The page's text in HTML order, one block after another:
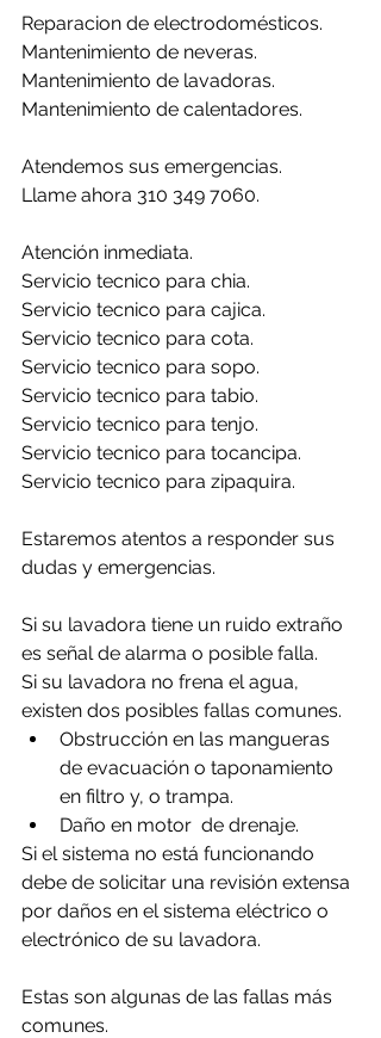
Reparacion de electrodomésticos.
Mantenimiento de neveras.
Mantenimiento de lavadoras.
Mantenimiento de calentadores.
Atendemos sus emergencias.
Llame ahora 310 349 7060.
Atención inmediata.
Servicio tecnico para chia.
Servicio tecnico para cajica.
Servicio tecnico para cota.
Servicio tecnico para sopo.
Servicio tecnico para tabio.
Servicio tecnico para tenjo.
Servicio tecnico para tocancipa.
Servicio tecnico para zipaquira.
Estaremos atentos a responder sus
dudas y emergencias.
Si su lavadora tiene un ruido extraño
es señal de alarma o posible falla.
Si su lavadora no frena el agua,
existen dos posibles fallas comunes.
Obstrucción en las mangueras
de evacuación o taponamiento
en filtro y, o trampa.
Daño en motor  de drenaje.
Si el sistema no está funcionando
debe de solicitar una revisión extensa
por daños en el sistema eléctrico o
electrónico de su lavadora.
Estas son algunas de las fallas más
comunes.